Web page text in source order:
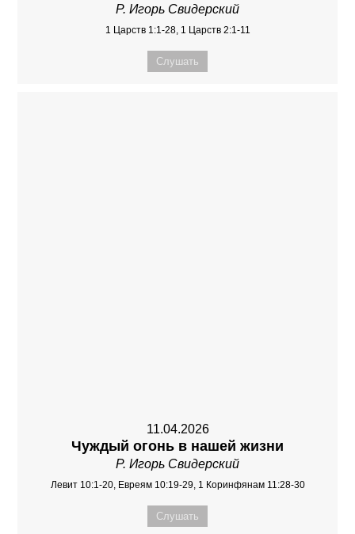
Р. Игорь Свидерский
1 Царств 1:1-28, 1 Царств 2:1-11
Слушать
11.04.2026
Чуждый огонь в нашей жизни
Р. Игорь Свидерский
Левит 10:1-20, Евреям 10:19-29, 1 Коринфянам 11:28-30
Слушать